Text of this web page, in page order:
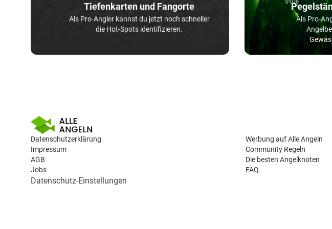
Tiefenkarten und Fangorte
Als Pro-Angler kannst du jetzt noch schneller
die Hot-Spots identifizieren.
Als Pro-
Datenschutzerklärung
Impressum
AGB
Jobs
Werbung auf Alle Angeln
Community Regeln
Die besten Angelknoten
FAQ
Datenschutz-Einstellungen